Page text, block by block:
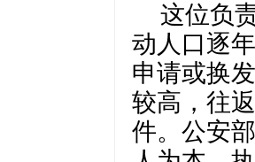
这位负
动人口逐
申请或换
较高，往
件。公安